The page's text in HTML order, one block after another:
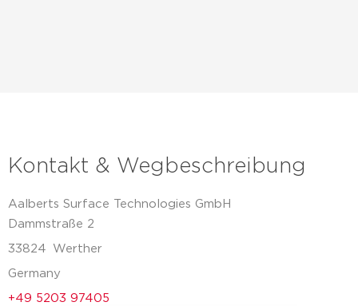
Kontakt & Wegbeschreibung
Aalberts Surface Technologies GmbH
Dammstraße 2
33824 Werther
Germany
+49 5203 97405